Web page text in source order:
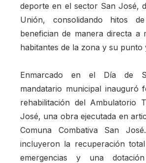
deporte en el sector San José,
Unión, consolidando hitos
benefician de manera directa a
habitantes de la zona y su punto
Enmarcado en el Día de
mandatario municipal inauguró
rehabilitación del Ambulatorio
José, una obra ejecutada en
Comuna Combativa San
incluyeron la recuperación
emergencias y una